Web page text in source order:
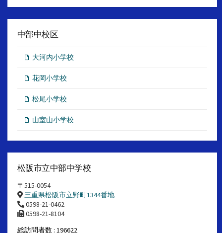
中部中校区
大河内小学校
花岡小学校
松尾小学校
山室山小学校
松阪市立中部中学校
〒515-0054
三重県松阪市立野町1344番地
0598-21-0462
0598-21-8104
総訪問者数 : 196622